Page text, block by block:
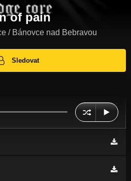
of pain
/ Bánovce nad Bebravou
Sledovat